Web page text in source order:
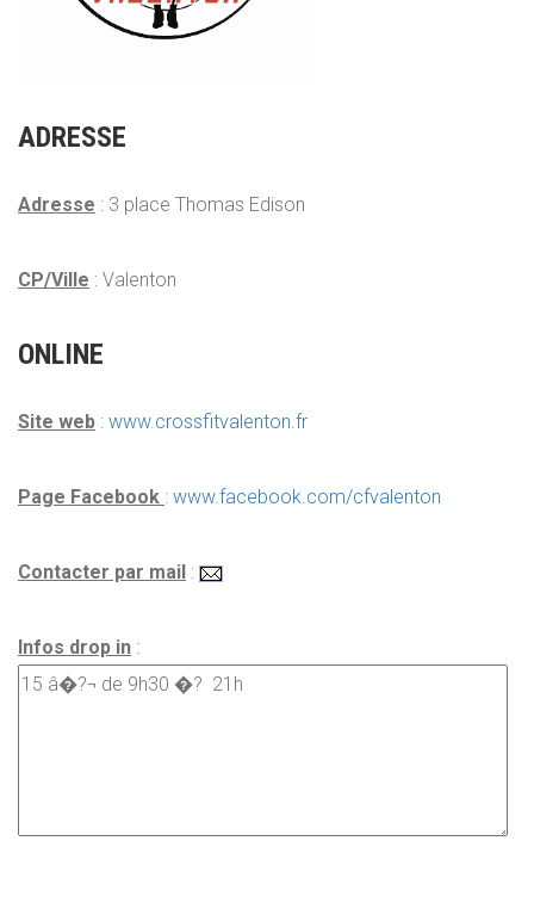
ADRESSE
Adresse : 3 place Thomas Edison
CP/Ville : Valenton
ONLINE
Site web : www.crossfitvalenton.fr
Page Facebook : www.facebook.com/cfvalenton
Contacter par mail :
Infos drop in :